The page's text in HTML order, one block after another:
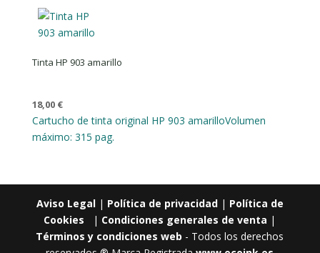
Tinta HP 903 amarillo
18,00 €
Cartucho de tinta original HP 903 amarilloVolumen
máximo: 315 pag.
Aviso Legal| Política de privacidad| Política de
Cookies | Condiciones generales de venta |
Términos y condiciones web - Todos los derechos